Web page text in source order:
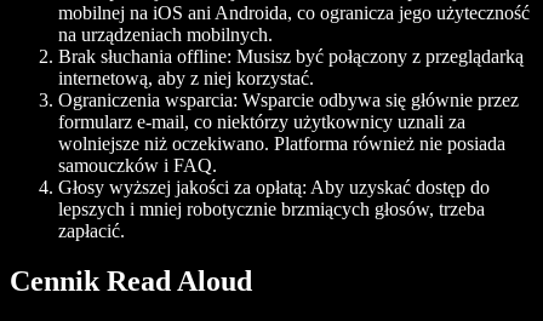
mobilnej na iOS ani Androida, co ogranicza jego użyteczność
na urządzeniach mobilnych.
Brak słuchania offline: Musisz być połączony z przeglądarką
internetową, aby z niej korzystać.
Ograniczenia wsparcia: Wsparcie odbywa się głównie przez
formularz e-mail, co niektórzy użytkownicy uznali za
wolniejsze niż oczekiwano. Platforma również nie posiada
samouczków i FAQ.
Głosy wyższej jakości za opłatą: Aby uzyskać dostęp do
lepszych i mniej robotycznie brzmiących głosów, trzeba
zapłacić.
Cennik Read Aloud